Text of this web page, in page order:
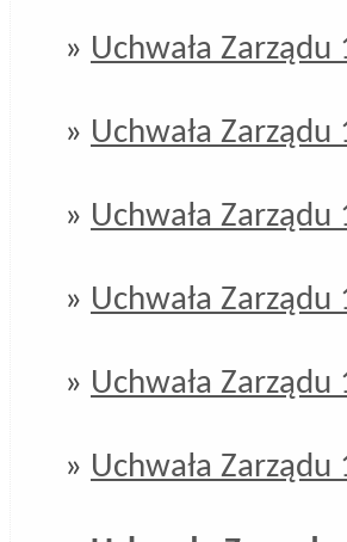
» Uchwała Zarządu
» Uchwała Zarządu
» Uchwała Zarządu
» Uchwała Zarządu
» Uchwała Zarządu
» Uchwała Zarządu